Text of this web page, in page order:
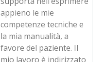
appieno le mie
competenze tecniche e
la mia manualità, a
favore del paziente. Il
mio lavoro è indirizzato